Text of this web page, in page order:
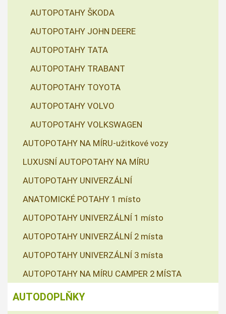
AUTOPOTAHY ŠKODA
AUTOPOTAHY JOHN DEERE
AUTOPOTAHY TATA
AUTOPOTAHY TRABANT
AUTOPOTAHY TOYOTA
AUTOPOTAHY VOLVO
AUTOPOTAHY VOLKSWAGEN
AUTOPOTAHY NA MÍRU-užitkové vozy
LUXUSNÍ AUTOPOTAHY NA MÍRU
AUTOPOTAHY UNIVERZÁLNÍ
ANATOMICKÉ POTAHY 1 místo
AUTOPOTAHY UNIVERZÁLNÍ 1 místo
AUTOPOTAHY UNIVERZÁLNÍ 2 místa
AUTOPOTAHY UNIVERZÁLNÍ 3 místa
AUTOPOTAHY NA MÍRU CAMPER 2 MÍSTA
AUTODOPLŇKY